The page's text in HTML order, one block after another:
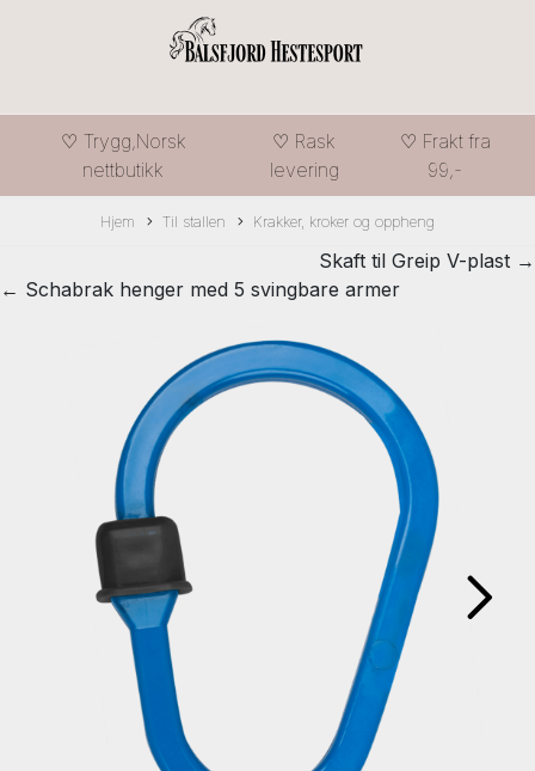
♡ Trygg,Norsk
nettbutikk
♡ Rask
levering
♡ Frakt fra
99,-
Hjem Til stallen Krakker, kroker og oppheng
Skaft til Greip V-plast →
← Schabrak henger med 5 svingbare armer